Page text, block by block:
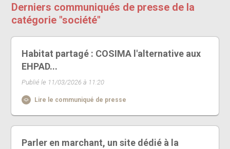
Derniers communiqués de presse de la
catégorie "société"
Habitat partagé : COSIMA l'alternative aux
EHPAD...
Publié le 11/03/2026 à 11:20
Lire le communiqué de presse
Parler en marchant, un site dédié à la